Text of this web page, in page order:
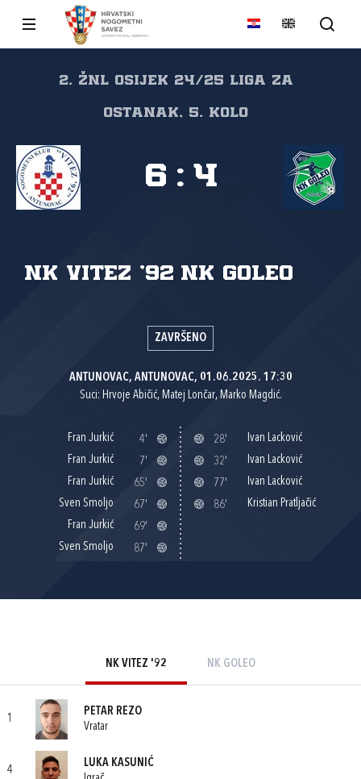
2. ŽNL Osijek 24/25 Liga za
ostanak, 5. kolo
NK Vitez '92 NK Goleo
6 : 4
ZAVRŠENO
ANTUNOVAC, ANTUNOVAC, 01.06.2025. 17:30
Suci: Hrvoje Abičić, Matej Lončar, Marko Magdić.
Fran Jurkić
4'
Fran Jurkić
7'
Fran Jurkić
65'
Sven Smoljo
67'
Fran Jurkić
69'
Sven Smoljo
87'
28'
Ivan Lacković
32'
Ivan Lacković
77'
Ivan Lacković
86'
Kristian Pratljačić
NK VITEZ '92 NK GOLEO
1
PETAR REZO
Vratar
4
LUKA KASUNIĆ